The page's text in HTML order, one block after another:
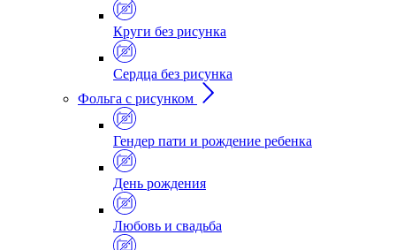
Круги без рисунка
Сердца без рисунка
Фольга с рисунком
Гендер пати и рождение ребенка
День рождения
Любовь и свадьба